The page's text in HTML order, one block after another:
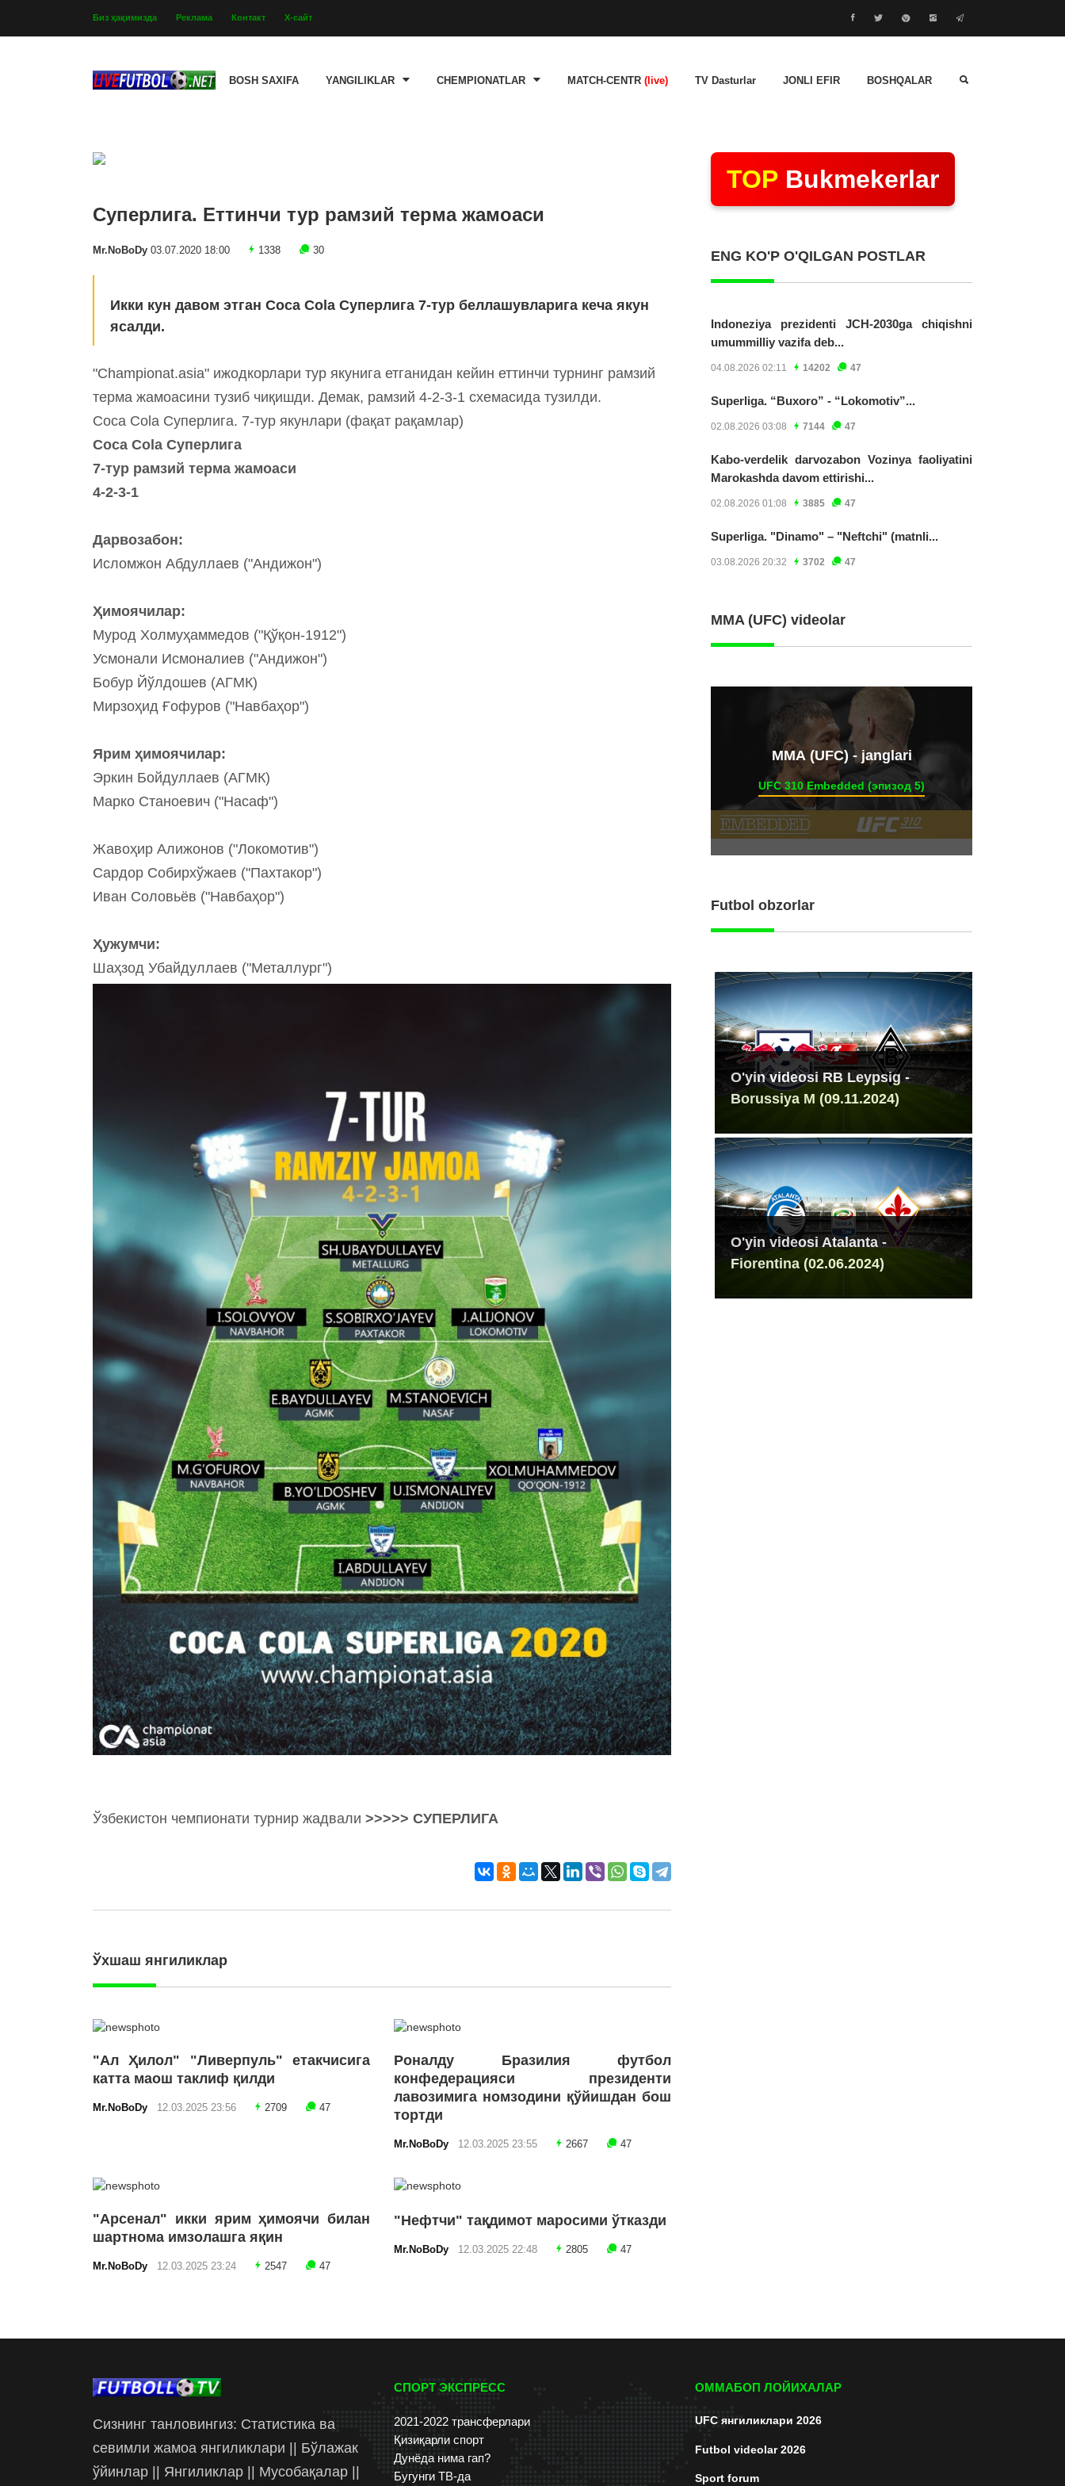
Биз ҳақимизда Реклама Контакт Х-сайт
BOSH SAXIFA YANGILIKLAR CHEMPIONATLAR MATCH-CENTR (live) TV Dasturlar JONLI EFIR BOSHQALAR
Суперлига. Еттинчи тур рамзий терма жамоаси
Mr.NoBoDy 03.07.2020 18:00 1338 30
Икки кун давом этган Coca Cola Суперлига 7-тур беллашувларига кеча якун
ясалди.
"Championat.asia" ижодкорлари тур якунига етганидан кейин еттинчи турнинг рамзий
терма жамоасини тузиб чиқишди. Демак, рамзий 4-2-3-1 схемасида тузилди.
Coca Cola Суперлига. 7-тур якунлари (фақат рақамлар)
Coca Cola Суперлига
7-тур рамзий терма жамоаси
4-2-3-1
Дарвозабон:
Исломжон Абдуллаев ("Андижон")
Ҳимоячилар:
Мурод Холмуҳаммедов ("Қўқон-1912")
Усмонали Исмоналиев ("Андижон")
Бобур Йўлдошев (АГМК)
Мирзоҳид Ғофуров ("Навбаҳор")
Ярим ҳимоячилар:
Эркин Бойдуллаев (АГМК)
Марко Станоевич ("Насаф")
Жавоҳир Алижонов ("Локомотив")
Сардор Собирхўжаев ("Пахтакор")
Иван Соловьёв ("Навбаҳор")
Ҳужумчи:
Шаҳзод Убайдуллаев ("Металлург")
Ўзбекистон чемпионати турнир жадвали >>>>> СУПЕРЛИГА
Ўхшаш янгиликлар
"Ал Ҳилол" "Ливерпуль" етакчисига
катта маош таклиф қилди
Mr.NoBoDy 12.03.2025 23:56 2709 47
Роналду Бразилия футбол
конфедерацияси президенти
лавозимига номзодини қўйишдан бош
тортди
Mr.NoBoDy 12.03.2025 23:55 2667 47
"Арсенал" икки ярим ҳимоячи билан
шартнома имзолашга яқин
Mr.NoBoDy 12.03.2025 23:24 2547 47
"Нефтчи" тақдимот маросими ўтказди
Mr.NoBoDy 12.03.2025 22:48 2805 47
TOP Bukmekerlar
ENG KO'P O'QILGAN POSTLAR
Indoneziya prezidenti JCH-2030ga chiqishni
umummilliy vazifa deb...
04.08.2026 02:11 14202 47
Superliga. “Buxoro” - “Lokomotiv”...
02.08.2026 03:08 7144 47
Kabo-verdelik darvozabon Vozinya faoliyatini
Marokashda davom ettirishi...
02.08.2026 01:08 3885 47
Superliga. "Dinamo" – "Neftchi" (matnli...
03.08.2026 20:32 3702 47
MMA (UFC) videolar
ММА (UFC) - janglari
UFC 310 Embedded (эпизод 5)
Futbol obzorlar
O'yin videosi RB Leypsig -
Borussiya M (09.11.2024)
O'yin videosi Atalanta -
Fiorentina (02.06.2024)
Сизнинг танловингиз: Статистика ва
севимли жамоа янгиликлари || Бўлажак
ўйинлар || Янгиликлар || Мусобақалар ||
СПОРТ ЭКСПРЕСС
2021-2022 трансферлари
Қизиқарли спорт
Дунёда нима гап?
Бугунги ТВ-да
ОММАБОП ЛОЙИХАЛАР
UFC янгиликлари 2026
Futbol videolar 2026
Sport forum